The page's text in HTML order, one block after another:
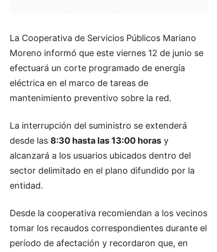
La Cooperativa de Servicios Públicos Mariano
Moreno informó que este viernes 12 de junio se
efectuará un corte programado de energía
eléctrica en el marco de tareas de
mantenimiento preventivo sobre la red.
La interrupción del suministro se extenderá
desde las 8:30 hasta las 13:00 horas y
alcanzará a los usuarios ubicados dentro del
sector delimitado en el plano difundido por la
entidad.
Desde la cooperativa recomiendan a los vecinos
tomar los recaudos correspondientes durante el
período de afectación y recordaron que, en